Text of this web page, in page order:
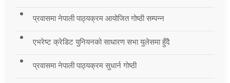
प्रवासमा नेपाली पाठ्यक्रम आयोजित गोष्ठी सम्पन्न
एभरेष्ट क्रेडिट युनियनको साधारण सभा युलेसमा हुँदै
प्रवासमा नेपाली पाठ्यक्रम सुधार्न गोष्ठी